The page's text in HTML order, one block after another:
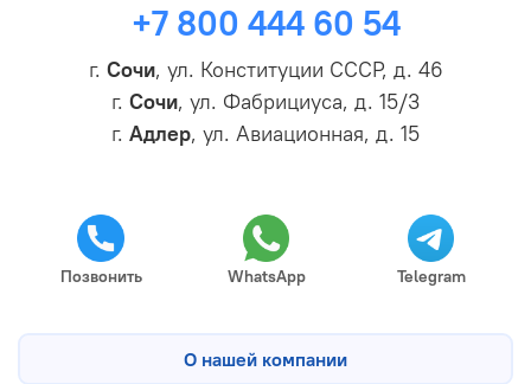
+7 800 444 60 54
г. Сочи, ул. Конституции СССР, д. 46
г. Сочи, ул. Фабрициуса, д. 15/3
г. Адлер, ул. Авиационная, д. 15
Позвонить WhatsApp Telegram
О нашей компании